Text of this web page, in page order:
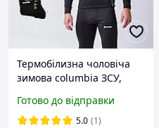
Термобілизна чоловіча
зимова columbia ЗСУ,
армейське + шкарпетки в
подарунок LikeM
Готово до відправки
5.0 (1)